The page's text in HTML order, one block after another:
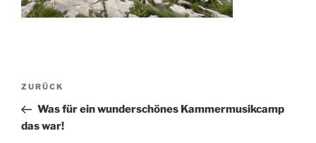
Beitragsnavigation
Vorheriger
Beitrag
ZURÜCK
Was für ein wunderschönes Kammermusikcamp
das war!